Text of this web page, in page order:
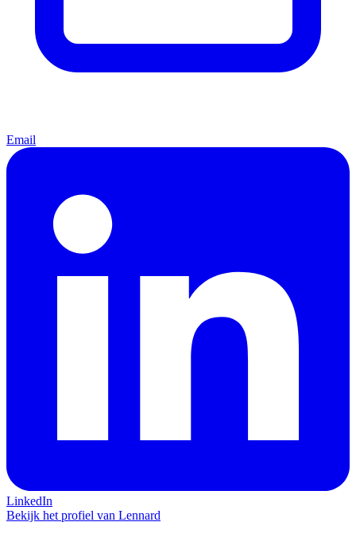
Email
LinkedIn
Bekijk het profiel van Lennard